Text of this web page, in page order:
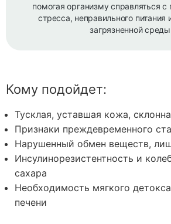
помогая организму справляться с
стресса, неправильного питания
загрязненной
Кому подойдет:
Тусклая, уставшая кожа,
Признаки преждевременного
Нарушенный обмен веществ,
Инсулинорезистентность и
сахара
Необходимость мягкого
печени